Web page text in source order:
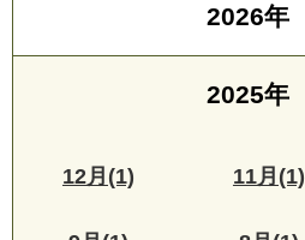
2026年
2025年
12月(1) 11月(1)